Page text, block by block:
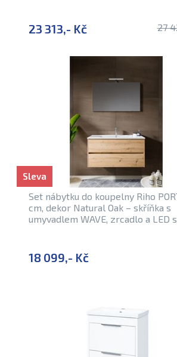
23 313,- Kč 27
Set nábytku do koupelny Riho
cm, dekor Natural Oak – skříňka s
umyvadlem WAVE, zrcadlo a LED
18 099,- Kč
Sleva